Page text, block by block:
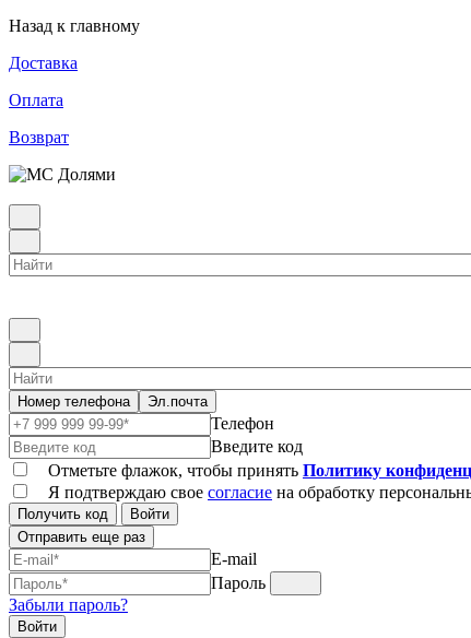
Назад к главному
Доставка
Оплата
Возврат
Номер телефона Эл.почта
Телефон
Введите код
Отметьте флажок, чтобы принять Политику
Я подтверждаю свое согласие на обработку
Получить код
Войти
Отправить еще раз
E-mail
Пароль
Забыли пароль?
Войти